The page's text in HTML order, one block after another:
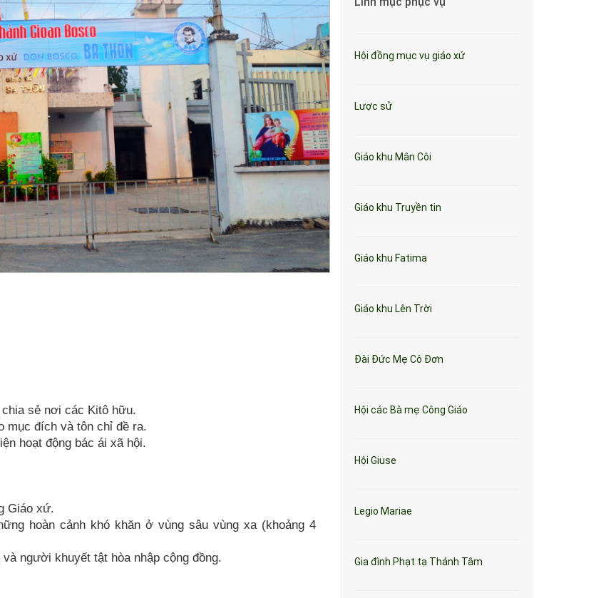
sẻ nơi các Kitô hữu.
mục đích và tôn chỉ đề ra.
hoạt động bác ái xã hội.
Giáo xứ.
hoàn cảnh khó khăn ở vùng sâu vùng xa (khoảng 4
người khuyết tật hòa nhập cộng đồng.
Hội đồng mục vụ giáo xứ
Lược sử
Giáo khu Mân Côi
Giáo khu Truyền tin
Giáo khu Fatima
Giáo khu Lên Trời
Đài Đức Mẹ Cô Đơn
Hội các Bà mẹ Công Giáo
Hội Giuse
Legio Mariae
Gia đình Phạt tạ Thánh Tâm